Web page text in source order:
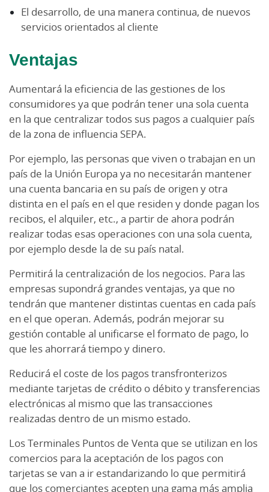
El desarrollo, de una manera continua, de nuevos
servicios orientados al cliente
Ventajas
Aumentará la eficiencia de las gestiones de los
consumidores ya que podrán tener una sola cuenta
en la que centralizar todos sus pagos a cualquier país
de la zona de influencia SEPA.
Por ejemplo, las personas que viven o trabajan en un
país de la Unión Europa ya no necesitarán mantener
una cuenta bancaria en su país de origen y otra
distinta en el país en el que residen y donde pagan los
recibos, el alquiler, etc., a partir de ahora podrán
realizar todas esas operaciones con una sola cuenta,
por ejemplo desde la de su país natal.
Permitirá la centralización de los negocios. Para las
empresas supondrá grandes ventajas, ya que no
tendrán que mantener distintas cuentas en cada país
en el que operan. Además, podrán mejorar su
gestión contable al unificarse el formato de pago, lo
que les ahorrará tiempo y dinero.
Reducirá el coste de los pagos transfronterizos
mediante tarjetas de crédito o débito y transferencias
electrónicas al mismo que las transacciones
realizadas dentro de un mismo estado.
Los Terminales Puntos de Venta que se utilizan en los
comercios para la aceptación de los pagos con
tarjetas se van a ir estandarizando lo que permitirá
que los comerciantes acepten una gama más amplia